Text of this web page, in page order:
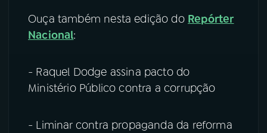
​Ouça também nesta edição do Repórter
Nacional:
- Raquel Dodge assina pacto do
Ministério Público contra a corrupção
- Liminar contra propaganda da reforma